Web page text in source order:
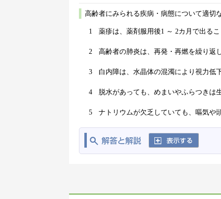
高齢者にみられる疾病・病態について適切
1 薬疹は、薬剤服用後1 ～ 2カ月で出る
2 高齢者の肺炎は、再発・再燃を繰り返
3 白内障は、水晶体の混濁により視力低
4 脱水があっても、めまいやふらつきは
5 ナトリウムが欠乏していても、嘔気や